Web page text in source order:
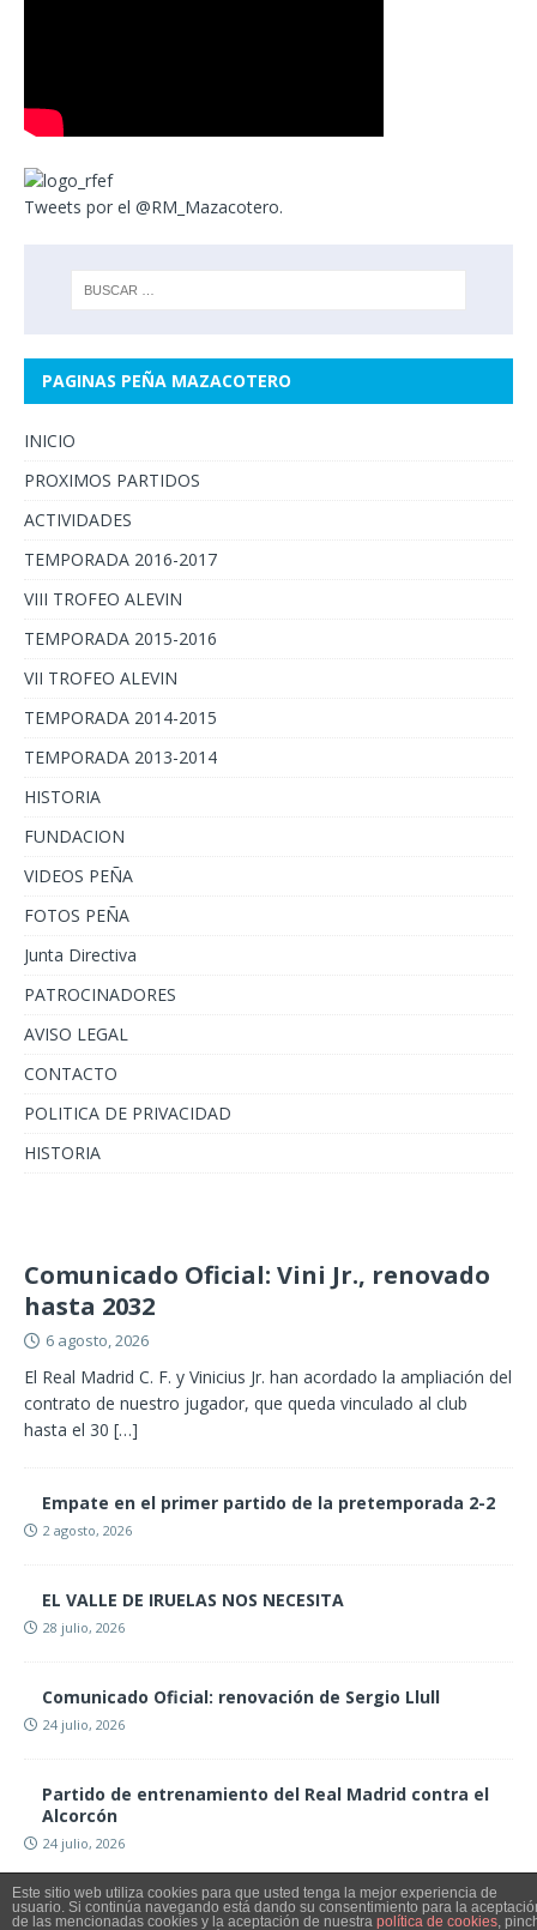
Tweets por el @RM_Mazacotero.
PAGINAS PEÑA MAZACOTERO
INICIO
PROXIMOS PARTIDOS
ACTIVIDADES
TEMPORADA 2016-2017
VIII TROFEO ALEVIN
TEMPORADA 2015-2016
VII TROFEO ALEVIN
TEMPORADA 2014-2015
TEMPORADA 2013-2014
HISTORIA
FUNDACION
VIDEOS PEÑA
FOTOS PEÑA
Junta Directiva
PATROCINADORES
AVISO LEGAL
CONTACTO
POLITICA DE PRIVACIDAD
HISTORIA
Comunicado Oficial: Vini Jr., renovado
hasta 2032
6 agosto, 2026
El Real Madrid C. F. y Vinicius Jr. han acordado la ampliación del
contrato de nuestro jugador, que queda vinculado al club
hasta el 30 […]
Empate en el primer partido de la pretemporada 2-2
2 agosto, 2026
EL VALLE DE IRUELAS NOS NECESITA
28 julio, 2026
Comunicado Oficial: renovación de Sergio Llull
24 julio, 2026
Partido de entrenamiento del Real Madrid contra el
Alcorcón
24 julio, 2026
Este sitio web utiliza cookies para que usted tenga la mejor experiencia de
usuario. Si continúa navegando está dando su consentimiento para la
de las mencionadas cookies y la aceptación de nuestra política de cookies,